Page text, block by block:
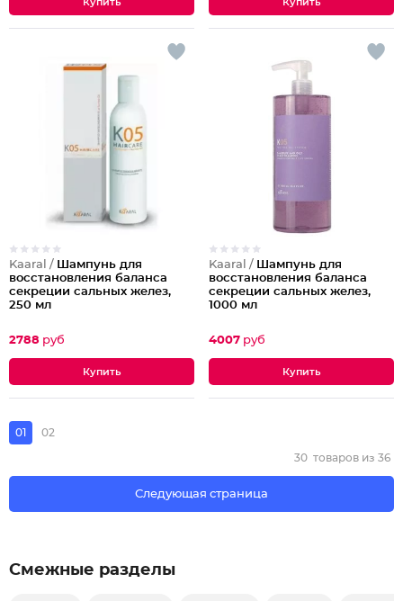
Kaaral / Шампунь для
восстановления баланса
секреции сальных желез,
250 мл
2788 руб
Kaaral / Шампунь для
восстановления баланса
секреции сальных желез,
1000 мл
4007 руб
01 02
Следующая страница
30 товаров из 36
Смежные разделы